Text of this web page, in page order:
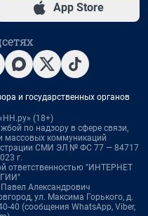
App Store
и государственных органов
(18+)
по надзору в сфере связи,
массовых коммуникаций
СМИ ЭЛ № ФС 77 — 84717
г.
ответственностью "ИНТЕРНЕТ
Александрович
ул. Максима Горького, д.
40 (сообщения WhatsApp, Viber,